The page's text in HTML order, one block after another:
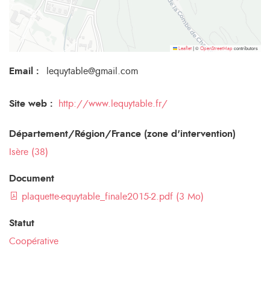
Leaflet © OpenStreetMap contributors
Email : lequytable@gmail.com
Site web : http://www.lequytable.fr/
Département/Région/France (zone d'intervention)
Isère (38)
Document
plaquette-equytable_finale2015-2.pdf (3 Mo)
Statut
Coopérative